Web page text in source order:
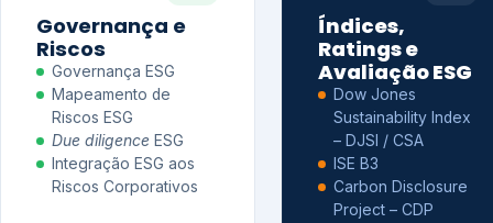
Governança e
Riscos
Governança ESG
Mapeamento de
Riscos ESG
Due diligence ESG
Integração ESG aos
Riscos Corporativos
Índices,
Ratings e
Avaliação ESG
Dow Jones
Sustainability Index
– DJSI / CSA
ISE B3
Carbon Disclosure
Project – CDP